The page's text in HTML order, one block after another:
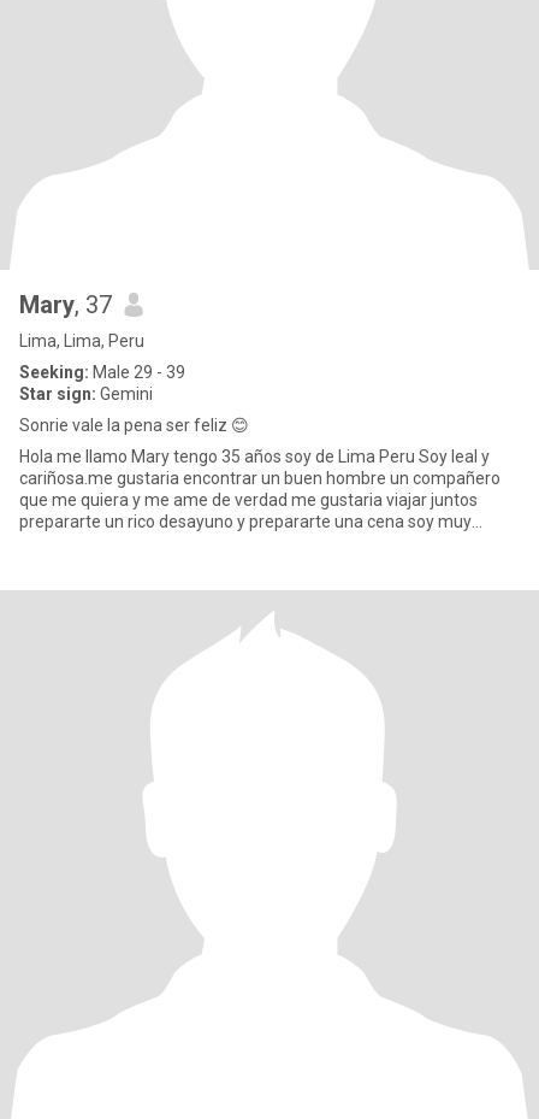
Mary, 37
Lima, Lima, Peru
Seeking: Male 29 - 39
Star sign: Gemini
Sonrie vale la pena ser feliz 😊
Hola me llamo Mary tengo 35 años soy de Lima Peru Soy leal y
cariñosa.me gustaria encontrar un buen hombre un compañero
que me quiera y me ame de verdad me gustaria viajar juntos
prepararte un rico desayuno y prepararte una cena soy muy